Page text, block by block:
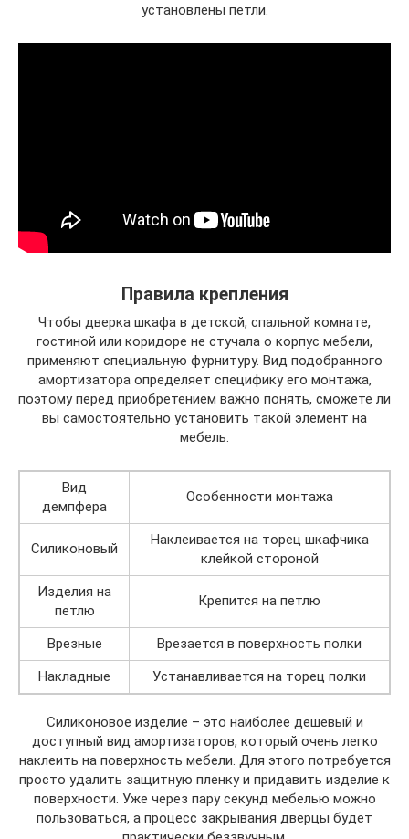
установлены петли.
Правила крепления
Чтобы дверка шкафа в детской, спальной комнате,
гостиной или коридоре не стучала о корпус мебели,
применяют специальную фурнитуру. Вид подобранного
амортизатора определяет специфику его монтажа,
поэтому перед приобретением важно понять, сможете ли
вы самостоятельно установить такой элемент на
мебель.
Вид
демпфера
Особенности монтажа
Силиконовый
Наклеивается на торец шкафчика
клейкой стороной
Изделия на
петлю
Крепится на петлю
Врезные
Врезается в поверхность полки
Накладные
Устанавливается на торец полки
Силиконовое изделие – это наиболее дешевый и
доступный вид амортизаторов, который очень легко
наклеить на поверхность мебели. Для этого потребуется
просто удалить защитную пленку и придавить изделие к
поверхности. Уже через пару секунд мебелью можно
пользоваться, а процесс закрывания дверцы будет